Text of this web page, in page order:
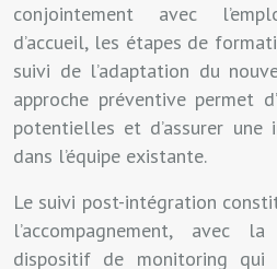
conjointement avec
d’accueil, les étapes de
suivi de l’adaptation du
approche préventive permet
potentielles et d’assurer une
dans l’équipe existante.
Le suivi post-intégration
l’accompagnement, avec
dispositif de monitoring qui